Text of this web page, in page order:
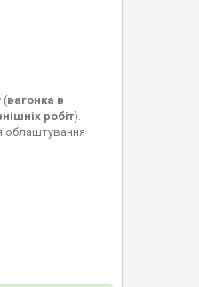
(вагонка в
робіт).
облаштування